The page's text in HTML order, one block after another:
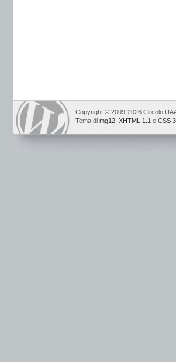
Copyright © 2009-2026 Circolo
Tema di mg12 XHTML 1.1 e CSS 3